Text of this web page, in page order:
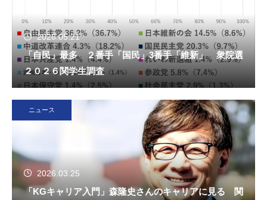
2026.05.21
「自民」最多 ２番手「国民」3番手「維新」 衆院選
２０２６関学生調査
ニュース
2026.03.25
「KGキャリア入門」森隆史さんのキャリアに見る 関